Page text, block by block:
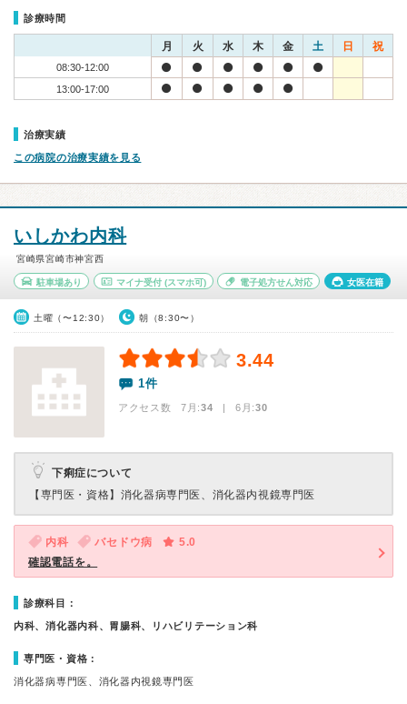
診療時間
月 火 水 木 金 土 日 祝
08:30-12:00
13:00-17:00
治療実績
この病院の治療実績を見る
いしかわ内科
宮崎県宮崎市神宮西
駐車場あり マイナ受付(スマホ可) 電子処方せん対応 女医在籍
土曜（〜12:30） 朝（8:30〜）
3.44
1件
アクセス数 7月:34 | 6月:30
下痢症について
【専門医・資格】 消化器病専門医、消化器内視鏡専門医
内科 バセドウ病
5.0
確認電話を。
診療科目：
内科、消化器内科、胃腸科、リハビリテーション科
専門医・資格：
消化器病専門医、消化器内視鏡専門医